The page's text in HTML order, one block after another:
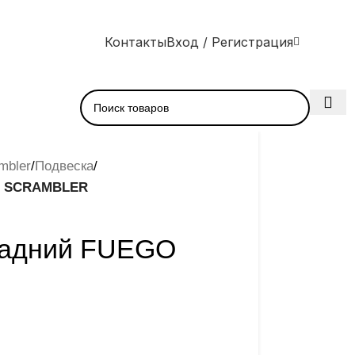
КонтактыВход / Регистрация
/Подвеска/
FUEGO